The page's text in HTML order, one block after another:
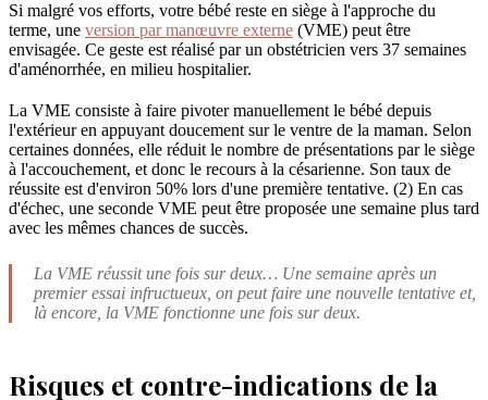
Si malgré vos efforts, votre bébé reste en siège à l'approche du
terme, une version par manœuvre externe (VME) peut être
envisagée. Ce geste est réalisé par un obstétricien vers 37 semaines
d'aménorrhée, en milieu hospitalier.
La VME consiste à faire pivoter manuellement le bébé depuis
l'extérieur en appuyant doucement sur le ventre de la maman. Selon
certaines données, elle réduit le nombre de présentations par le siège
à l'accouchement, et donc le recours à la césarienne. Son taux de
réussite est d'environ 50% lors d'une première tentative. (2) En cas
d'échec, une seconde VME peut être proposée une semaine plus tard
avec les mêmes chances de succès.
La VME réussit une fois sur deux… Une semaine après un
premier essai infructueux, on peut faire une nouvelle tentative et,
là encore, la VME fonctionne une fois sur deux.
Risques et contre-indications de la